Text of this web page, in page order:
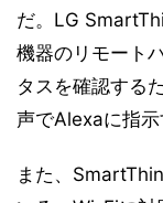
だ。LG
機器のリモート
タスを確認する
声でAlexaに指示
また、